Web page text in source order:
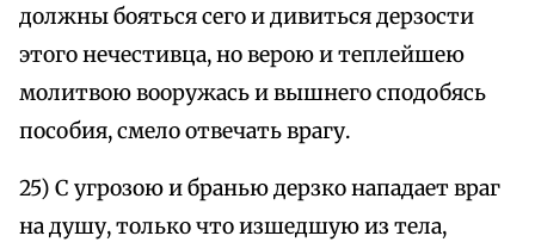
должны бояться сего и дивиться дерзости
этого нечестивца, но верою и теплейшею
молитвою вооружась и вышнего сподобясь
пособия, смело отвечать врагу.
25) С угрозою и бранью дерзко нападает враг
на душу, только что изшедшую из тела,